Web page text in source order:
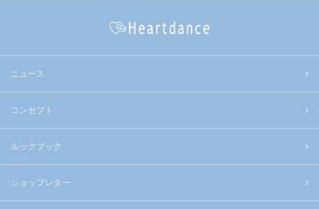
ニュース
コンセプト
ルックブック
ショップレター